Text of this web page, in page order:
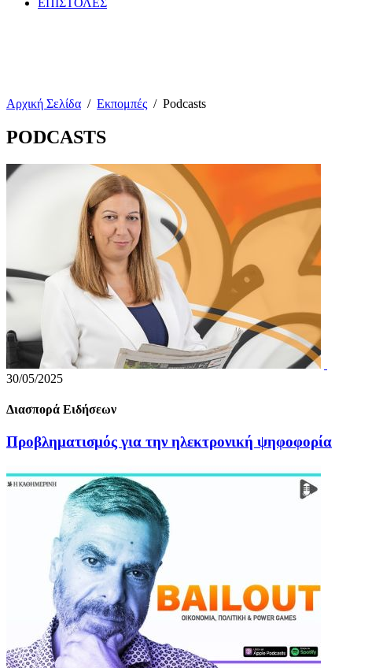
ΕΠΙΣΤΟΛΕΣ
Αρχική Σελίδα / Εκπομπές / Podcasts
PODCASTS
30/05/2025
Διασπορά Ειδήσεων
Προβληματισμός για την ηλεκτρονική ψηφοφορία